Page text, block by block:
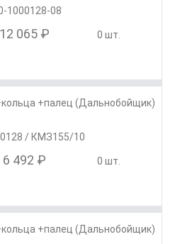
1000128-08
12 065 ₽ 0 шт.
+палец (Дальнобойщик)
/ КМЗ155/10
6 492 ₽ 0 шт.
+палец (Дальнобойщик)